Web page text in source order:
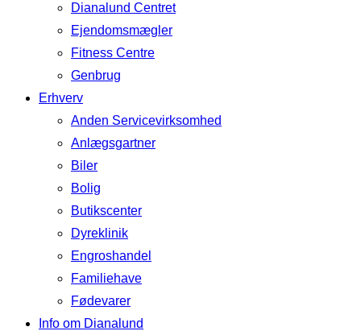
Dianalund Centret
Ejendomsmægler
Fitness Centre
Genbrug
Erhverv
Anden Servicevirksomhed
Anlægsgartner
Biler
Bolig
Butikscenter
Dyreklinik
Engroshandel
Familiehave
Fødevarer
Info om Dianalund